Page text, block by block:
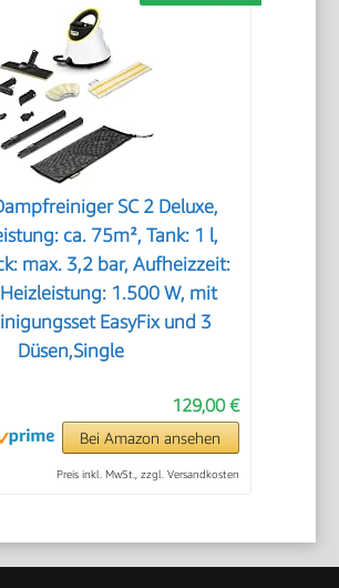
SC 2 Deluxe,
ca. 75m², Tank: 1 l,
max. 3,2 bar, Aufheizzeit:
1.500 W, mit
EasyFix und 3
Düsen,Single
129,00 €
Bei Amazon ansehen
Preis inkl. MwSt., zzgl. Versandkosten